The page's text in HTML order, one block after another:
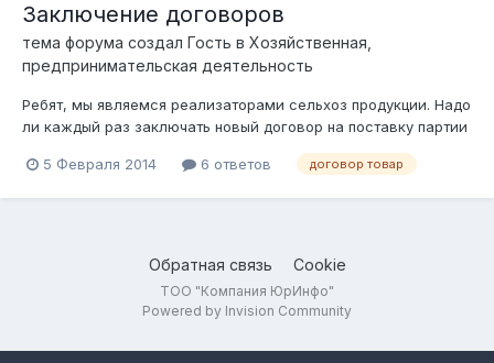
Заключение договоров
тема форума создал Гость в Хозяйственная,
предпринимательская деятельность
Ребят, мы являемся реализаторами сельхоз продукции. Надо
ли каждый раз заключать новый договор на поставку партии
договором и указать в нем примерную сумму за год? Не
5 Февраля 2014 6 ответов договор товар
Обратная связь Cookie
ТОО "Компания ЮрИнфо"
Powered by Invision Community